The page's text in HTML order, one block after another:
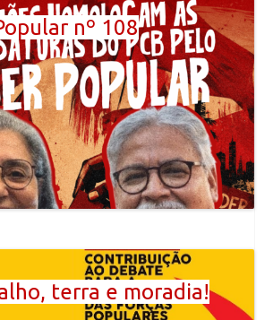
nº 108
terra e moradia!